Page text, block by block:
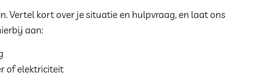
Vertel kort over je situatie en hulpvraag, en laat ons
aan:
of elektriciteit